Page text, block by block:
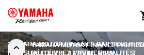
YAMAHA MOTOR FINANCE
DÉCOUVREZ VOS MENSUALITÉS!
YAMAHA MOTOR FINANCE
MENSUALITÉS! | 17 AVRIL 2018